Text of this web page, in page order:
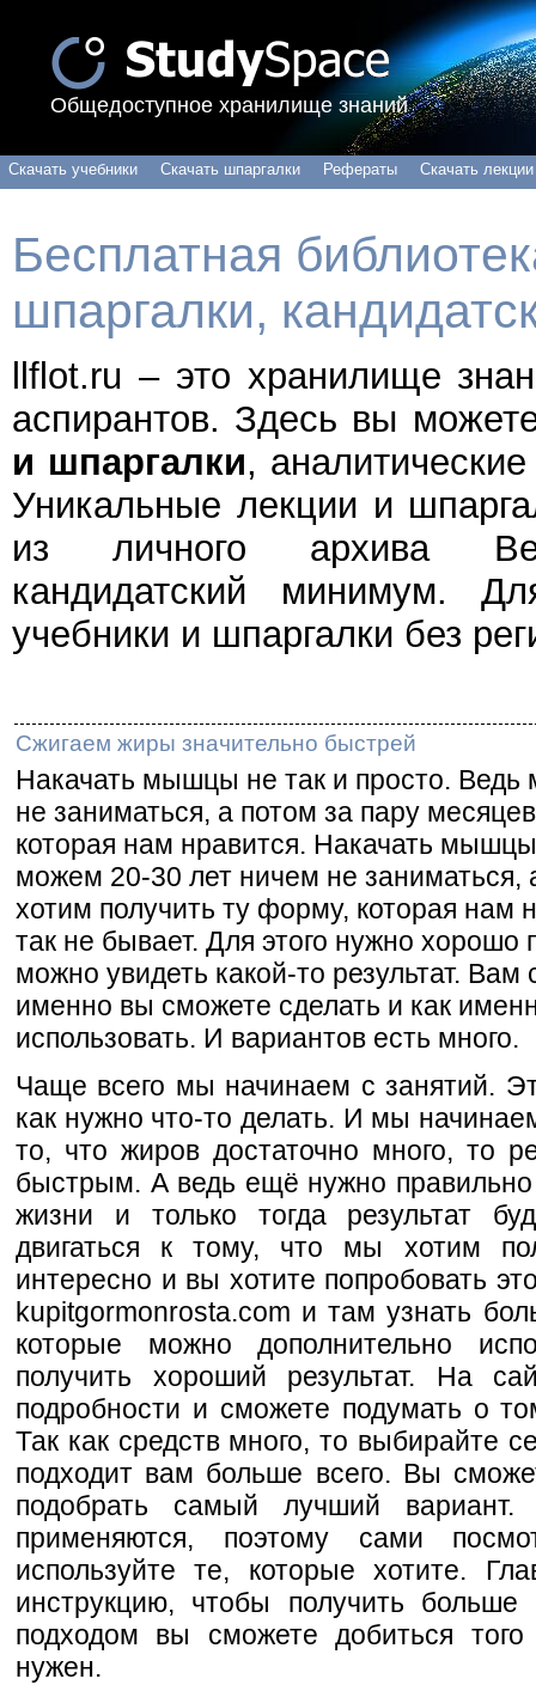
Общедоступное хранилище знаний
Скачать учебники Скачать шпаргалки Рефераты Скачать лекции
Бесплатная
шпаргалки,
llflot.ru – это хранилище
аспирантов. Здесь вы
и шпаргалки,
Уникальные лекции и
из личного архива
кандидатский минимум.
учебники и шпаргалки без
Сжигаем жиры значительно быстрей
Накачать мышцы не так и просто.
не заниматься, а потом за пару
которая нам нравится. Накачать
можем 20-30 лет ничем не заниматься,
хотим получить ту форму, которая нам
так не бывает. Для этого нужно хорошо
можно увидеть какой-то результат. Вам
именно вы сможете сделать и как
использовать. И вариантов есть много.
Чаще всего мы начинаем с занятий.
как нужно что-то делать. И мы
то, что жиров достаточно много, то
быстрым. А ведь ещё нужно правильно
жизни и только тогда результат
двигаться к тому, что мы хотим
интересно и вы хотите попробовать
kupitgormonrosta.com и там узнать
которые можно дополнительно
получить хороший результат. На
подробности и сможете подумать о
Так как средств много, то выбирайте
подходит вам больше всего. Вы
подобрать самый лучший
применяются, поэтому сами
используйте те, которые хотите.
инструкцию, чтобы получить больше
подходом вы сможете добиться того
нужен.